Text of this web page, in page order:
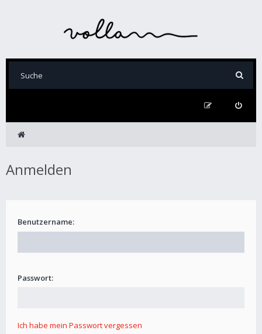
Anmelden
Benutzername:
Passwort:
Ich habe mein Passwort vergessen